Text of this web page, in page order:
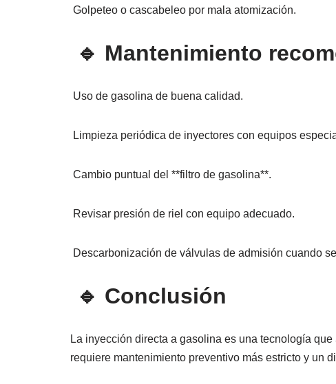
Golpeteo o cascabeleo por mala atomización.
🔹 Mantenimiento
Uso de gasolina de buena calidad.
Limpieza periódica de inyectores con equipos
Cambio puntual del **filtro de gasolina**.
Revisar presión de riel con equipo adecuado.
Descarbonización de válvulas de admisión cuando
🔹 Conclusión
La inyección directa a gasolina es una tecnología
requiere mantenimiento preventivo más estricto y un